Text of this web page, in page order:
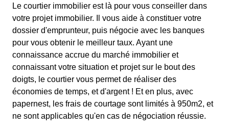
Le courtier immobilier est là pour vous conseiller dans
votre projet immobilier. Il vous aide à constituer votre
dossier d'emprunteur, puis négocie avec les banques
pour vous obtenir le meilleur taux. Ayant une
connaissance accrue du marché immobilier et
connaissant votre situation et projet sur le bout des
doigts, le courtier vous permet de réaliser des
économies de temps, et d'argent ! Et en plus, avec
papernest, les frais de courtage sont limités à 950m2, et
ne sont applicables qu'en cas de négociation réussie.